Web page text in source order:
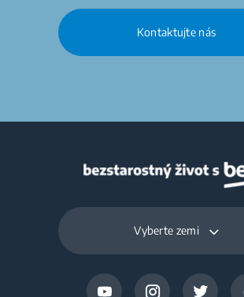
Kontaktujte nás
Vyberte zemi